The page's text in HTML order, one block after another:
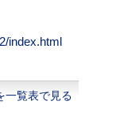
index.html
一覧表で見る